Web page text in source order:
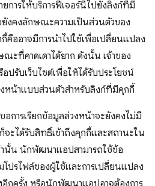
ยการให้บริการฟีเจอร์นี้ไปยังลิงก์ที่มี
ยังคงลักษณะความเป็นส่วนตัวของ
คืออาจมีการนําไปใช้เพื่อเปลี่ยนแปลง
ะที่คาดเดาได้ยาก ดังนั้น เจ้าของ
อปรับเว็บไซต์เพื่อให้ได้รับประโยชน์
งหน้าแบบส่วนตัวสําหรับลิงก์ที่มีคุกกี้
อการเรียกข้อมูลล่วงหน้าจะยังคงไม่มี
จะได้รับสิทธิ์เข้าถึงคุกกี้และสถานะใน
นั้น นักพัฒนาแอปสามารถใช้ข้อ
ปรไฟล์ของผู้ใช้และการเปลี่ยนแปลง
อีกครั้ง หรือนักพัฒนาแอปอาจต้องการ